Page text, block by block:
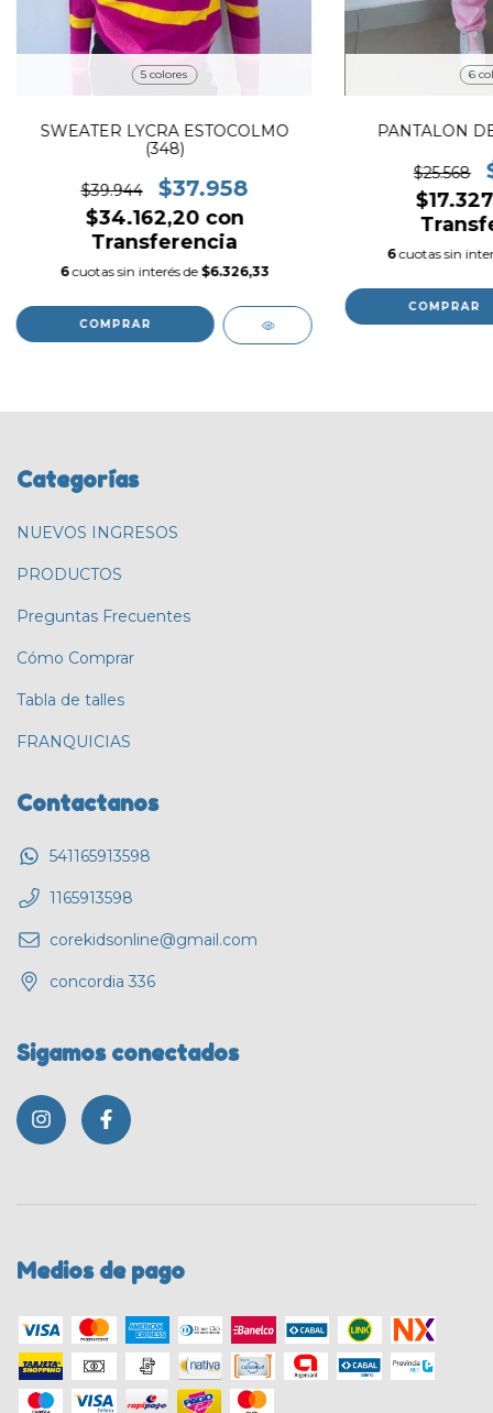
5 colores
SWEATER LYCRA ESTOCOLMO
(348)
$39.944 $37.958
$34.162,20 con
Transferencia
6 cuotas sin interés de $6.326,33
COMPRAR
6
PANTALON
$25.568
6 cuotas sin
COMPRAR
Categorías
NUEVOS INGRESOS
PRODUCTOS
Preguntas Frecuentes
Cómo Comprar
Tabla de talles
FRANQUICIAS
Contactanos
541165913598
1165913598
corekidsonline@gmail.com
concordia 336
Sigamos conectados
Medios de pago